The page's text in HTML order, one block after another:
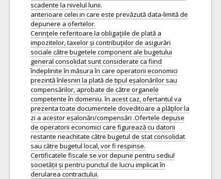
scadente la nivelul lunii.
anterioare celei in care este prevăzută data-limită de
depunere a ofertelor.
Cerinţele referitoare la obligaţiile de plată a
impozitelor, taxelor și contribuţiilor de asigurări
sociale către bugetele component ale bugetului
general consolidat sunt considerate ca fiind
îndeplinite în măsura în care operatorii economici
prezintă înlesniri la plată de tipul eșalonărilor sau
compensărilor, aprobate de către organele
competente în domeniu. în acest caz, ofertantul va
prezenta toate documentele doveditoare a plăţilor la
zi a acestor eșalonări/compensări .Ofertele depuse
de operatorii economici care figurează cu datorii
restante neachitate către bugetul de stat consolidat
sau către bugetul local, vor fi respinse.
Certificatele fiscale se vor depune pentru sediul
societății și pentru punctul de lucru implicat în
derularea contractului.